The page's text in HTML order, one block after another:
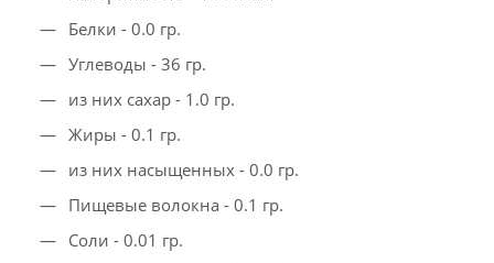
Белки - 0.0 гр.
Углеводы - 36 гр.
из них сахар - 1.0 гр.
Жиры - 0.1 гр.
из них насыщенных - 0.0 гр.
Пищевые волокна - 0.1 гр.
Соли - 0.01 гр.